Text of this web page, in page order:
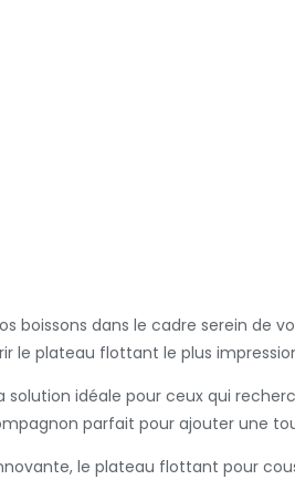
boissons dans le cadre serein de
le plateau flottant le plus
idéale pour ceux qui
parfait pour ajouter une
le plateau flottant pour